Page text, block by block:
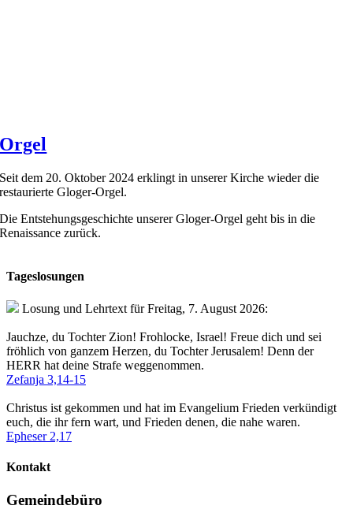
Orgel
Seit dem 20. Oktober 2024 erklingt in unserer Kirche wieder die
restaurierte Gloger-Orgel.
Die Entstehungsgeschichte unserer Gloger-Orgel geht bis in die
Renaissance zurück.
Tageslosungen
Losung und Lehrtext für Freitag, 7. August 2026:
Jauchze, du Tochter Zion! Frohlocke, Israel! Freue dich und sei
fröhlich von ganzem Herzen, du Tochter Jerusalem! Denn der
HERR hat deine Strafe weggenommen.
Zefanja 3,14-15
Christus ist gekommen und hat im Evangelium Frieden verkündigt
euch, die ihr fern wart, und Frieden denen, die nahe waren.
Epheser 2,17
Kontakt
Gemeindebüro